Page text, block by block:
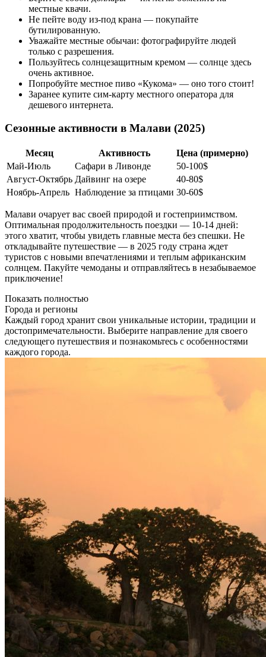
местные квачи.
Не пейте воду из-под крана — покупайте
бутилированную.
Уважайте местные обычаи: фотографируйте людей
только с разрешения.
Пользуйтесь солнцезащитным кремом — солнце здесь
очень активное.
Попробуйте местное пиво «Кукома» — оно того стоит!
Заранее купите сим-карту местного оператора для
дешевого интернета.
Сезонные активности в Малави (2025)
Месяц Активность
Цена (примерно)
Май-Июль
Сафари в Ливонде
50-100$
Август-Октябрь Дайвинг на озере
40-80$
Ноябрь-Апрель Наблюдение за птицами 30-60$
Малави очарует вас своей природой и гостеприимством.
Оптимальная продолжительность поездки — 10-14 дней:
этого хватит, чтобы увидеть главные места без спешки. Не
откладывайте путешествие — в 2025 году страна ждет
туристов с новыми впечатлениями и теплым африканским
солнцем. Пакуйте чемоданы и отправляйтесь в незабываемое
приключение!
Показать полностью
Города и регионы
Каждый город хранит свои уникальные истории, традиции и
достопримечательности. Выберите направление для своего
следующего путешествия и познакомьтесь с особенностями
каждого города.